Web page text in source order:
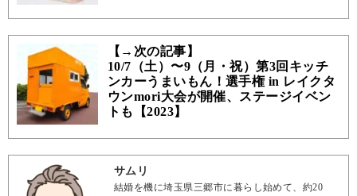
【→次の記事】
10/7（土）〜9（月・祝）第3回キッチ
ンカーうまいもん！選手権 in レイクタ
ウンmori大会が開催、ステージイベン
トも【2023】
サムリ
結婚を機に埼玉県三郷市に暮らし始めて、約20